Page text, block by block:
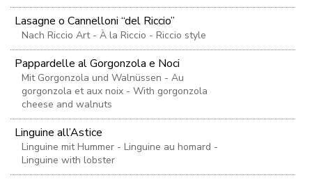
Lasagne o Cannelloni “del Riccio”
Nach Riccio Art - À la Riccio - Riccio style
Pappardelle al Gorgonzola e Noci
Mit Gorgonzola und Walnüssen - Au
gorgonzola et aux noix - With gorgonzola
cheese and walnuts
Linguine all’Astice
Linguine mit Hummer - Linguine au homard -
Linguine with lobster